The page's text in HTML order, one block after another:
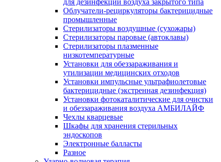
Облучатели-рециркуляторы бактерицидные
промышленные
Стерилизаторы воздушные (сухожары)
Стерилизаторы паровые (автоклавы)
Стерилизаторы плазменные
низкотемпературные
Установки для обеззараживания и
утилизации медицинских отходов
Установки импульсные ультрафиолетовые
бактерицидные (экстренная дезинфекция)
Установки фотокаталитические для очистки
и обеззараживания воздуха АМБИЛАЙФ
Чехлы кварцевые
Шкафы для хранения стерильных
эндоскопов
Электронные балласты
Разное